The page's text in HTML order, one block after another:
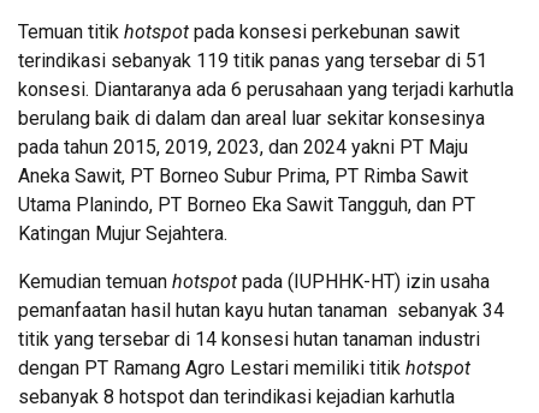
Temuan titik hotspot pada konsesi perkebunan sawit
terindikasi sebanyak 119 titik panas yang tersebar di 51
konsesi. Diantaranya ada 6 perusahaan yang terjadi karhutla
berulang baik di dalam dan areal luar sekitar konsesinya
pada tahun 2015, 2019, 2023, dan 2024 yakni PT Maju
Aneka Sawit, PT Borneo Subur Prima, PT Rimba Sawit
Utama Planindo, PT Borneo Eka Sawit Tangguh, dan PT
Katingan Mujur Sejahtera.
Kemudian temuan hotspot pada (IUPHHK-HT) izin usaha
pemanfaatan hasil hutan kayu hutan tanaman sebanyak 34
titik yang tersebar di 14 konsesi hutan tanaman industri
dengan PT Ramang Agro Lestari memiliki titik hotspot
sebanyak 8 hotspot dan terindikasi kejadian karhutla